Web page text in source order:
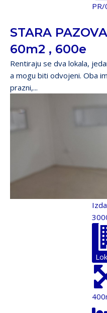
PR/
STARA
60m2 , 600e
Rentiraju se dva lokala,
a mogu biti odvojeni. Oba
prazni,...